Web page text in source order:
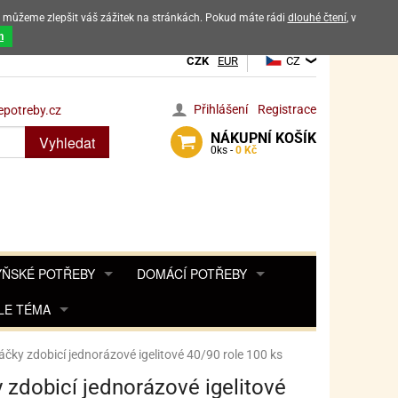
výrobků
CZK EUR CZ
Přihlášení Registrace
NÁKUPNÍ KOŠÍK
0 ks - 0 Kč
Vyhledat
POTŘEBY
KOŘENKY
DESINFEKCE, OCHRANA
KÁVOVARŮ
DOMÁCÍ POTŘEBY
DROBNOSTI DO DOMÁCNOSTI
KOŠÍKY
TÉMA
POHÁDKY A HRYPRO FANOUŠKY ANGRY BIRDS
PRO FANOUŠKY BARBIE
NAROZENINOVÉ SVÍČKY
zdobicí jednorázové igelitové 40/90 role 100 ks
zdobicí jednorázové igelitové
zlepšit váš zážitek na stránkách. Pokud máte rádi dlouhé čtení, v